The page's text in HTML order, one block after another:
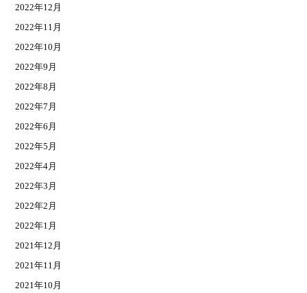
2022年12月
2022年11月
2022年10月
2022年9月
2022年8月
2022年7月
2022年6月
2022年5月
2022年4月
2022年3月
2022年2月
2022年1月
2021年12月
2021年11月
2021年10月